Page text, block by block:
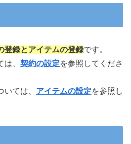
登録とアイテムの登録です。
、 契約の設定を参照してくださ
ては、 アイテムの設定を参照し